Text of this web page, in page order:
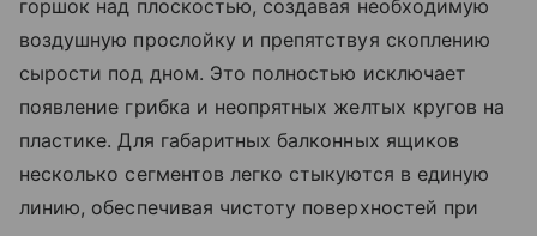
горшок над плоскостью, создавая необходимую
воздушную прослойку и препятствуя скоплению
сырости под дном. Это полностью исключает
появление грибка и неопрятных желтых кругов на
пластике. Для габаритных балконных ящиков
несколько сегментов легко стыкуются в единую
линию, обеспечивая чистоту поверхностей при